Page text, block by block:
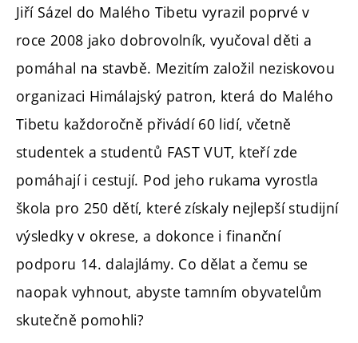
Jiří Sázel do Malého Tibetu vyrazil poprvé v
roce 2008 jako dobrovolník, vyučoval děti a
pomáhal na stavbě. Mezitím založil neziskovou
organizaci Himálajský patron, která do Malého
Tibetu každoročně přivádí 60 lidí, včetně
studentek a studentů FAST VUT, kteří zde
pomáhají i cestují. Pod jeho rukama vyrostla
škola pro 250 dětí, které získaly nejlepší studijní
výsledky v okrese, a dokonce i finanční
podporu 14. dalajlámy. Co dělat a čemu se
naopak vyhnout, abyste tamním obyvatelům
skutečně pomohli?